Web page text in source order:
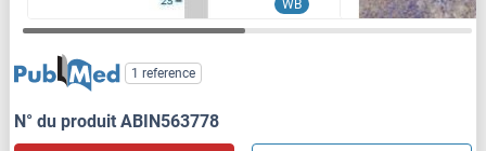
WB
1 reference
N° du produit ABIN563778